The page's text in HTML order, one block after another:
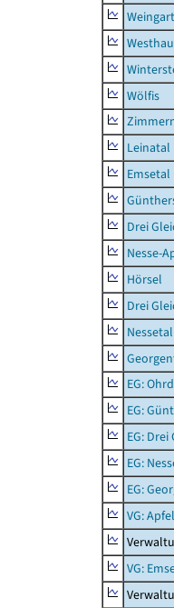
Wölfis
Leinatal
Emsetal
Drei
Nesse-
Hörsel
Drei
Nessetal
EG:
EG:
EG:
EG:
EG:
VG:
VG: